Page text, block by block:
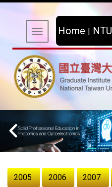
Home | NTU
Toggle navigation
Optoelectronics
2005
2006 2007